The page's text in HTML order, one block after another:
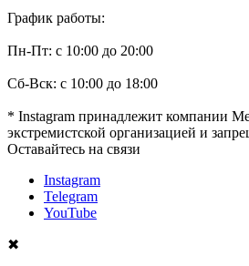
График работы:
Пн-Пт: с 10:00 до 20:00
Сб-Вск: с 10:00 до 18:00
* Instagram принадлежит компании
экстремистской организацией и
Оставайтесь на связи
Instagram
Telegram
YouTube
✖